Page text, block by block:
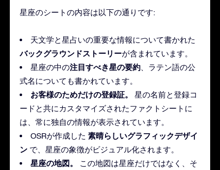
星座のシートの内容は以下の通りです:
天文学と星占いの重要な情報について書かれた
バックグラウンドストーリーが含まれています。
星座の中の注目すべき星の要約 、ラテン語の公
式名についても書かれています。
お客様のためだけの登録証。
星の名前と登録コ
ードと共にカスタマイズされたファクトシートに
は、常に独自の情報が表示されています。
OSRが作成した 素晴らしいグラフィックデザイ
ン で、星座の象徴がビジュアル化されます。
星座の地図。
この地図は星座だけではなく、そ